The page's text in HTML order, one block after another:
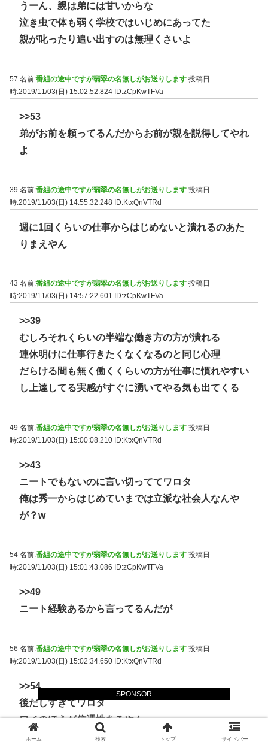
SPONSOR
うーん、親は弟には甘いからな
泣き虫で体も弱く学校ではいじめにあってた
親が叱ったり追い出すのは無理くさいよ
57 名前:番組の途中ですが翡翠の名無しがお送りします 投稿日
時:2019/11/03(日) 15:02:52.824 ID:zCpKwTFVa
>>53
弟がお前を頼ってるんだからお前が親を説得してやれ
よ
39 名前:番組の途中ですが翡翠の名無しがお送りします 投稿日
時:2019/11/03(日) 14:55:32.248 ID:KtxQnVTRd
週に1回くらいの仕事からはじめないと潰れるのあた
りまえやん
43 名前:番組の途中ですが翡翠の名無しがお送りします 投稿日
時:2019/11/03(日) 14:57:22.601
ID:zCpKwTFVa
>>39
むしろそれくらいの半端な働き方の方が潰れる
連休明けに仕事行きたくなくなるのと同じ心理
だらける間も無く働くくらいの方が仕事に慣れやすい
し上達してる実感がすぐに湧いてやる気も出てくる
49 名前:番組の途中ですが翡翠の名無しがお送りします 投稿日
時:2019/11/03(日) 15:00:08.210 ID:KtxQnVTRd
>>43
ニートでもないのに言い切っててワロタ
俺は秀一からはじめていまでは立派な社会人なんや
が？w
54 名前:番組の途中ですが翡翠の名無しがお送りします 投稿日
時:2019/11/03(日) 15:01:43.086
ID:zCpKwTFVa
>>49
ニート経験あるから言ってるんだが
56 名前:番組の途中ですが翡翠の名無しがお送りします 投稿日
時:2019/11/03(日) 15:02:34.650 ID:KtxQnVTRd
>>54
後だしすぎてワロタ
ワイのほうが信憑性あるやん
バカやなぁ
ホーム 検索 トップ サイドバー